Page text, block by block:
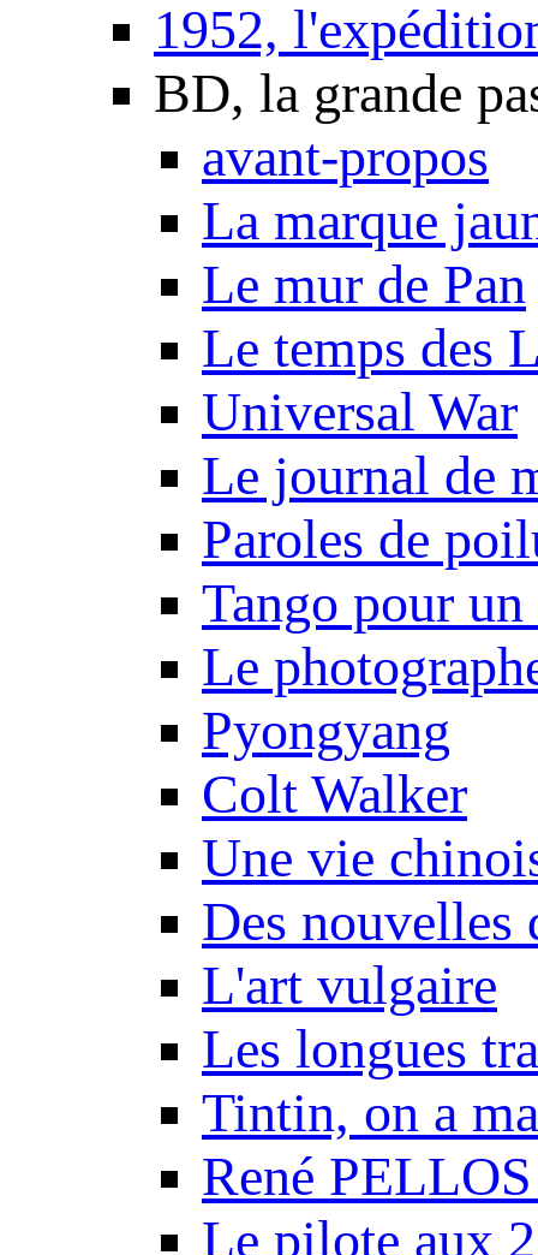
1952,
BD, la grande
avant-propos
La marque
Le mur de Pan
Le temps des
Universal War
Le journal de
Paroles de
Tango pour
Le
Pyongyang
Colt Walker
Une vie
Des nouvelles
L'art vulgaire
Les longues
Tintin, on a
René
Le pilote aux